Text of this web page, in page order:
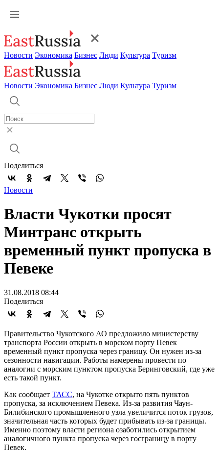
Новости Экономика Бизнес Люди Культура Туризм
Новости Экономика Бизнес Люди Культура Туризм
Поделиться
Новости
Власти Чукотки просят
Минтранс открыть
временный пункт пропуска в
Певеке
31.08.2018 08:44
Поделиться
Правительство Чукотского АО предложило министерству
транспорта России открыть в морском порту Певек
временный пункт пропуска через границу. Он нужен из-за
сезонности навигации. Работы намерены провести по
аналогии с морским пунктом пропуска Беринговский, где уже
есть такой пункт.
Как сообщает ТАСС, на Чукотке открыто пять пунктов
пропуска, за исключением Певека. Из-за развития Чаун-
Билибинского промышленного узла увеличится поток грузов,
значительная часть которых будет прибывать из-за границы.
Именно поэтому власти региона озаботились открытием
аналогичного пункта пропуска через госграницу в порту
Певек.